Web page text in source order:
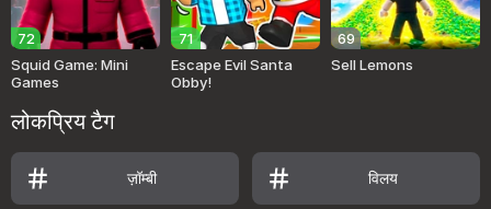
72
Squid Game: Mini
Games
71
Escape Evil Santa
Obby!
69
Sell Lemons
लोकप्रिय टैग
ज़ॉम्बी विलय